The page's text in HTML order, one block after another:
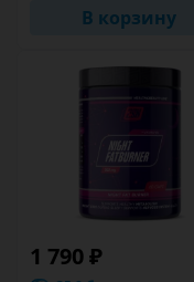
В корзину
1 790 ₽